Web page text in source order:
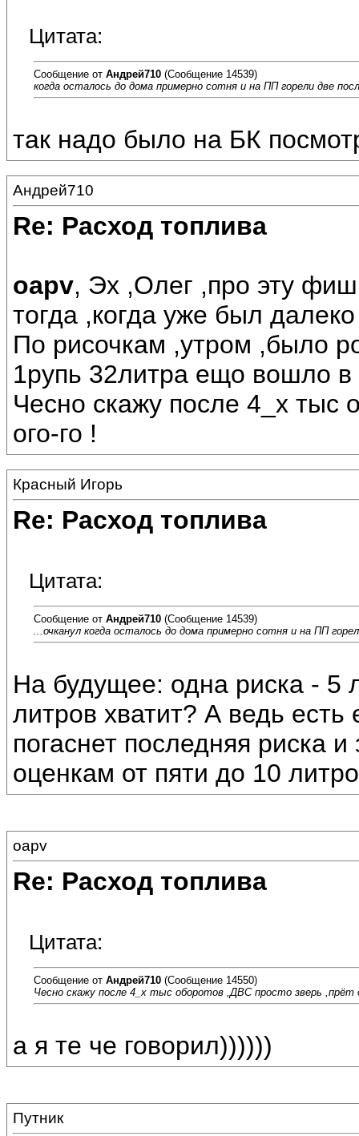
Цитата:
Сообщение от Андрей710 (Сообщение 14539)
когда осталось до дома примерно сотня и на ПП горели две
так надо было на БК
Андрей710
Re: Расход топлива
oapv, Эх ,Олег ,про эту
тогда ,когда уже был
По рисочкам ,утром ,было
1рупь 32литра ещо вошло в
Чесно скажу после 4_х тыс
ого-го !
Красный Игорь
Re: Расход топлива
Цитата:
Сообщение от Андрей710 (Сообщение 14539)
...очканул когда осталось до дома примерно сотня и на ПП
На будущее: одна риска - 5
литров хватит? А ведь есть
погаснет последняя риска
оценкам от пяти до 10
oapv
Re: Расход топлива
Цитата:
Сообщение от Андрей710 (Сообщение 14550)
Чесно скажу после 4_х тыс оборотов ,ДВС просто зверь ,прёт
а я те че говорил))))))
Путник